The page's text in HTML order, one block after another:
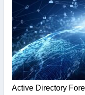
Active Directory